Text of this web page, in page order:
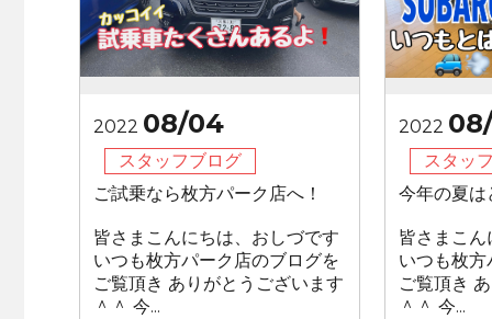
2022 08/04
スタッフブログ
ご試乗なら枚方パーク店へ！
皆さまこんにちは、おしづです
いつも枚方パーク店のブログを
ご覧頂き ありがとうございます
＾＾ 今...
2022
スタッ
今年の夏
皆さまこ
いつも枚
ご覧頂き
＾＾ 今...